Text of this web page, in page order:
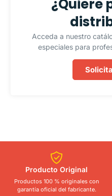
¿Quiere
Acceda a nuestro
especiales para
Producto Original
Productos 100 % originales con
garantía oficial del fabricante.